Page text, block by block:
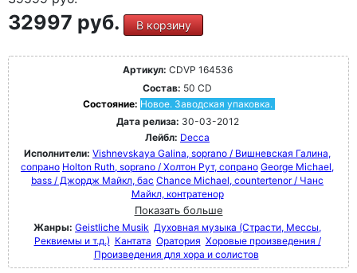
32997 руб. В корзину
Артикул: CDVP 164536
Состав: 50 CD
Состояние: Новое. Заводская упаковка.
Дата релиза: 30-03-2012
Лейбл: Decca
Исполнители: Vishnevskaya Galina, soprano / Вишневская Галина,
сопрано Holton Ruth, soprano / Холтон Рут, сопрано George Michael,
bass / Джордж Майкл, бас Chance Michael, countertenor / Чанс
Майкл, контратенор
Показать больше
Жанры: Geistliche Musik Духовная музыка (Страсти, Мессы,
Реквиемы и т.д.) Кантата Оратория Хоровые произведения /
Произведения для хора и солистов